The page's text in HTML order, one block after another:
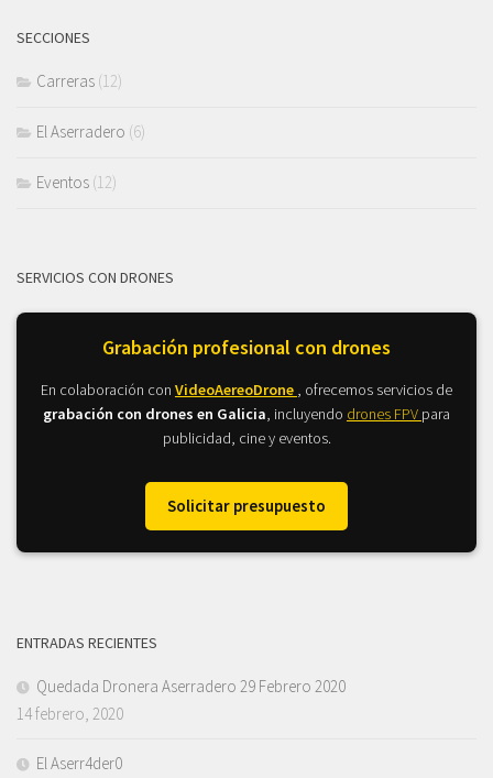
SECCIONES
Carreras (12)
El Aserradero (6)
Eventos (12)
SERVICIOS CON DRONES
Grabación profesional con drones
En colaboración con VideoAereoDrone , ofrecemos servicios de
grabación con drones en Galicia, incluyendo drones FPV para
publicidad, cine y eventos.
Solicitar presupuesto
ENTRADAS RECIENTES
Quedada Dronera Aserradero 29 Febrero 2020
14 febrero, 2020
El Aserr4der0